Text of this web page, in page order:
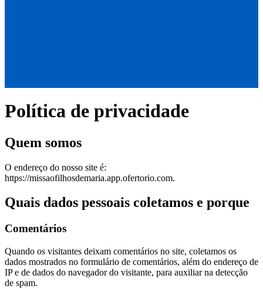
Política de privacidade
Quem somos
O endereço do nosso site é:
https://missaofilhosdemaria.app.ofertorio.com.
Quais dados pessoais coletamos e porque
Comentários
Quando os visitantes deixam comentários no site, coletamos os
dados mostrados no formulário de comentários, além do endereço de
IP e de dados do navegador do visitante, para auxiliar na detecção
de spam.